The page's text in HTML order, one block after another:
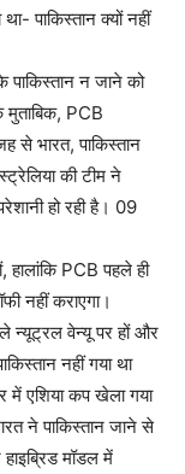
पाकिस्तान क्यों नहीं
पाकिस्तान न जाने को
मुताबिक, PCB
से भारत, पाकिस्तान
की टीम ने
हो रही है। 09
हालांकि PCB पहले ही
नहीं कराएगा।
न्यूट्रल वेन्यू पर हों और
नहीं गया था
में एशिया कप खेला गया
ने पाकिस्तान जाने से
मॉडल में